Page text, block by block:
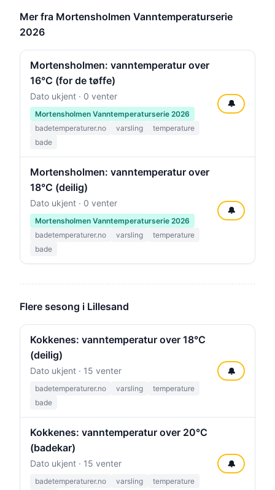
Mer fra Mortensholmen Vanntemperaturserie
2026
Mortensholmen: vanntemperatur over
16°C (for de tøffe)
Dato ukjent · 0 venter
Mortensholmen Vanntemperaturserie 2026
badetemperaturer.no
varsling
temperature
bade
🔔
Mortensholmen: vanntemperatur over
18°C (deilig)
Dato ukjent · 0 venter
Mortensholmen Vanntemperaturserie 2026
badetemperaturer.no
varsling
temperature
bade
🔔
Flere sesong i Lillesand
Kokkenes: vanntemperatur over 18°C
(deilig)
Dato ukjent · 15 venter
badetemperaturer.no varsling
temperature
bade
🔔
Kokkenes: vanntemperatur over 20°C
(badekar)
Dato ukjent · 15 venter
badetemperaturer.no varsling
temperature
🔔